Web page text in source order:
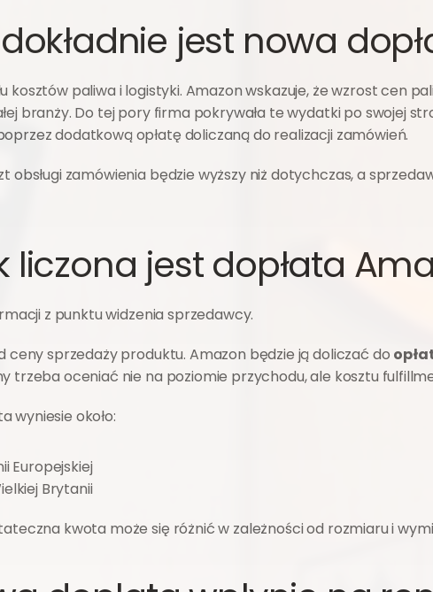
jest nowa
kosztów paliwa i logistyki. Amazon wskazuje, że wzrost cen
branży. Do tej pory firma pokrywała te wydatki po swojej
dodatkową opłatę doliczaną do realizacji zamówień.
obsługi zamówienia będzie wyższy niż dotychczas, a
liczona jest dopłata
z punktu widzenia sprzedawcy.
ceny sprzedaży produktu. Amazon będzie ją doliczać do
trzeba oceniać nie na poziomie przychodu, ale kosztu
wyniesie około:
Europejskiej
Brytanii
kwota może się różnić w zależności od rozmiaru i